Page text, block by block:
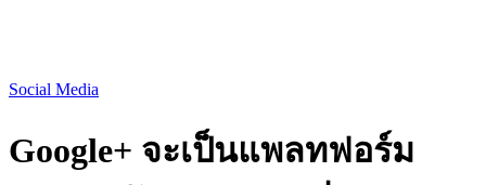
Social Media
Google+ จะเป็นแพลทฟอร์ม